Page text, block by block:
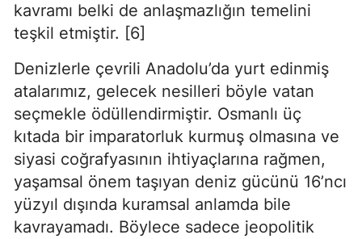
kavramı belki de anlaşmazlığın temelini
teşkil etmiştir. [6]
Denizlerle çevrili Anadolu’da yurt edinmiş
atalarımız, gelecek nesilleri böyle vatan
seçmekle ödüllendirmiştir. Osmanlı üç
kıtada bir imparatorluk kurmuş olmasına ve
siyasi coğrafyasının ihtiyaçlarına rağmen,
yaşamsal önem taşıyan deniz gücünü 16’ncı
yüzyıl dışında kuramsal anlamda bile
kavrayamadı. Böylece sadece jeopolitik